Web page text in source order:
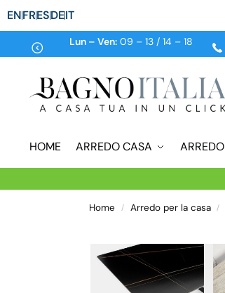
ENFRESDEIT
Lun – Ven:09 – 13 / 14 – 18
HOME ARREDO CASA
Home / Arredo per la casa /